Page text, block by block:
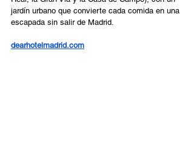
jardín urbano que convierte cada comida en una
escapada sin salir de Madrid.
dearhotelmadrid.com